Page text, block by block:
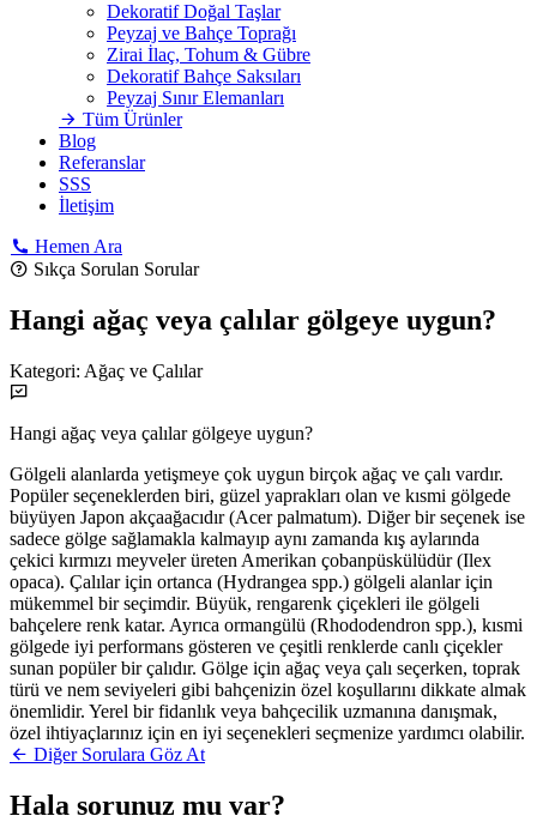
Dekoratif Doğal Taşlar
Peyzaj ve Bahçe Toprağı
Zirai İlaç, Tohum & Gübre
Dekoratif Bahçe Saksıları
Peyzaj Sınır Elemanları
Tüm Ürünler
Blog
Referanslar
SSS
İletişim
Hemen Ara
Sıkça Sorulan Sorular
Hangi ağaç veya çalılar gölgeye uygun?
Kategori: Ağaç ve Çalılar
Hangi ağaç veya çalılar gölgeye uygun?
Gölgeli alanlarda yetişmeye çok uygun birçok ağaç ve çalı vardır.
Popüler seçeneklerden biri, güzel yaprakları olan ve kısmi gölgede
büyüyen Japon akçaağacıdır (Acer palmatum). Diğer bir seçenek ise
sadece gölge sağlamakla kalmayıp aynı zamanda kış aylarında
çekici kırmızı meyveler üreten Amerikan çobanpüskülüdür (Ilex
opaca). Çalılar için ortanca (Hydrangea spp.) gölgeli alanlar için
mükemmel bir seçimdir. Büyük, rengarenk çiçekleri ile gölgeli
bahçelere renk katar. Ayrıca ormangülü (Rhododendron spp.), kısmi
gölgede iyi performans gösteren ve çeşitli renklerde canlı çiçekler
sunan popüler bir çalıdır. Gölge için ağaç veya çalı seçerken, toprak
türü ve nem seviyeleri gibi bahçenizin özel koşullarını dikkate almak
önemlidir. Yerel bir fidanlık veya bahçecilik uzmanına danışmak,
özel ihtiyaçlarınız için en iyi seçenekleri seçmenize yardımcı olabilir.
Diğer Sorulara Göz At
Hala sorunuz mu var?